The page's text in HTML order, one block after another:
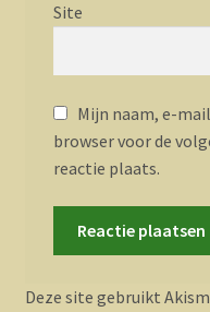
Site
Mijn naam, e-
browser voor de
reactie plaats.
Deze site gebruikt